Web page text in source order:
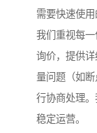
需要快速使用
我们重视每
询价，提供
量问题（如
行协商处理
稳定运营。